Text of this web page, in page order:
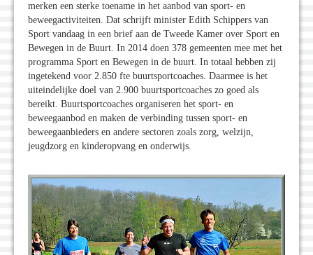
merken een sterke toename in het aanbod van sport- en
beweegactiviteiten. Dat schrijft minister Edith Schippers van
Sport vandaag in een brief aan de Tweede Kamer over Sport en
Bewegen in de Buurt. In 2014 doen 378 gemeenten mee met het
programma Sport en Bewegen in de buurt. In totaal hebben zij
ingetekend voor 2.850 fte buurtsportcoaches. Daarmee is het
uiteindelijke doel van 2.900 buurtsportcoaches zo goed als
bereikt. Buurtsportcoaches organiseren het sport- en
beweegaanbod en maken de verbinding tussen sport- en
beweegaanbieders en andere sectoren zoals zorg, welzijn,
jeugdzorg en kinderopvang en onderwijs.